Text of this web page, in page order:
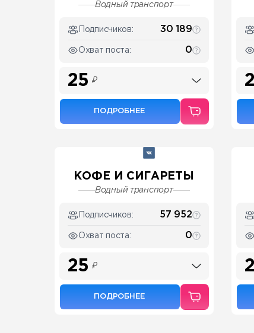
Водный транспорт
Подписчиков: 30 189
Охват поста: 0
25 ₽
ПОДРОБНЕЕ
КОФЕ И СИГАРЕТЫ
Водный транспорт
Подписчиков: 57 952
Охват поста: 0
25 ₽
ПОДРОБНЕЕ